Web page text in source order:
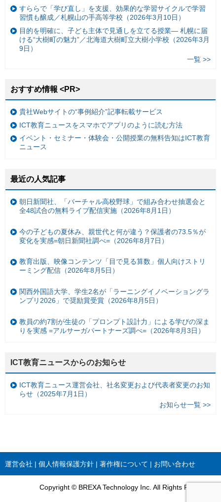
すららで「学び直し」を支援、効果的な学習サイクルで学習
習慣も醸成／札幌山の手高等学校（2026年3月10日）
目的を明確に、子ども主体で見通しを立てる授業— 札幌に届
ける“大樹町の魅力”／北海道大樹町立大樹小学校（2026年3月
9日）
一覧 >>
おすすめ情報 <PR>
貴社Webサイトの“事例紹介”記事転載サービス
ICT教育ニュースをスマホでアプリのように読む方法
イベント・セミナー・体験会・公開授業の無料告知はICT教育
ニュース
最近の人気記事
朝日新聞社、「バーチャル高校野球」で組み合わせ抽選会と
全48試合の無料ライブ配信実施（2026年8月1日）
今の子どもの夏休み、親世代と何が違う？保護者の73.5％が
変化を実感=朝日新聞社調べ=（2026年8月7日）
教育出版、映像コンテンツ「目で見る算数」個人向けストリ
ーミング配信（2026年8月5日）
関西外国語大学、学生2名が「ラーニングイノベーショングラ
ンプリ2026」で奨励賞受賞（2026年8月5日）
教員の約7割が生徒の「プロンプト設計力」による学びの深ま
りを実感 =アルサーガパートナーズ調べ=（2026年8月3日）
ICT教育ニュースからのお知らせ
ICT教育ニュース運営会社、社名変更および代表者変更のお知
らせ（2025年7月1日）
お知らせ一覧 >>
運営会社 個人情報保護方針 著作権について お問い合わせ
Copyright © BREXA Technology Inc. All Rights Reserved.